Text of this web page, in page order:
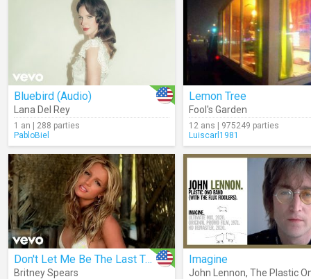
Bluebird (Audio)
Lana Del Rey
1 an | 288 parties
PabloBiel
Lemon Tree
Fool's Garden
12 ans | 975249 parties
Luiscarl1981
Don't Let Me Be The Last To Know
Britney Spears
Imagine
John Lennon, The Plastic